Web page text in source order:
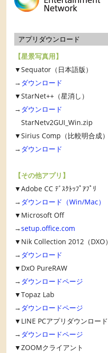
アプリダウンロード
【星景写真用】
▼Sequator（日本語版）
→ ダウンロード
▼StarNet++（星消し）
→ ダウンロード
StarNetv2GUI_Win.zip
▼Sirius Comp（比較明合成）
→ ダウンロード
【その他アプリ】
▼Adobe CC ﾃﾞｽｸﾄｯﾌﾟｱﾌﾟﾘ
→ ダウンロード（Win/Mac）
▼Microsoft Off
→setup.office.com
▼Nik Collection 2012（DXO）
→ ダウンロード
▼DxO PureRAW
→ ダウンロードページ
▼Topaz Lab
→ ダウンロードページ
▼LINE PCアプリダウンロード
→ ダウンロードページ
▼ZOOMクライアント